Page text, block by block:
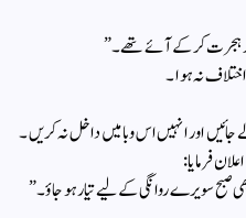
ہجرت کر کے آئے تھے۔”
نہ ہوا۔
اور انہیں اس وبا میں داخل نہ کریں۔
فرمایا:
صبح سویرے روانگی کے لیے تیار ہو جاؤ۔”